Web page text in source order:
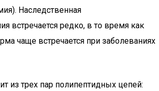
Наследственная
встречается редко, в то время как
чаще встречается при заболеваниях
из трех пар полипептидных цепей: